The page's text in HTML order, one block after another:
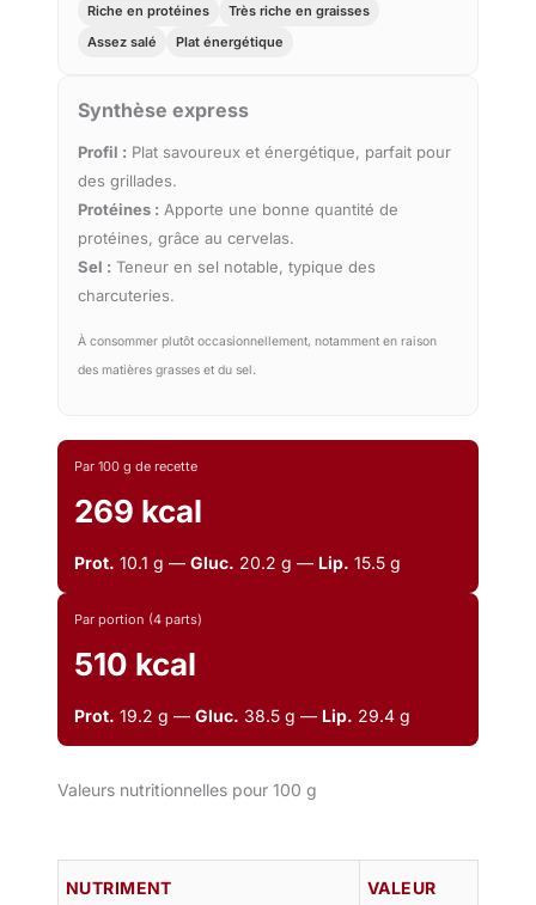
Riche en protéines
Très riche en graisses
Assez salé
Plat énergétique
Synthèse express
Profil : Plat savoureux et énergétique, parfait pour
des grillades.
Protéines : Apporte une bonne quantité de
protéines, grâce au cervelas.
Sel : Teneur en sel notable, typique des
charcuteries.
À consommer plutôt occasionnellement, notamment en raison
des matières grasses et du sel.
Par 100 g de recette
269 kcal
Prot. 10.1 g — Gluc. 20.2 g — Lip. 15.5 g
Par portion (4 parts)
510 kcal
Prot. 19.2 g — Gluc. 38.5 g — Lip. 29.4 g
Valeurs nutritionnelles pour 100 g
NUTRIMENT VALEUR